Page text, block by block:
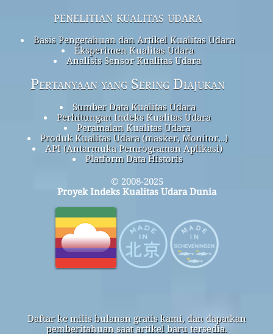
penelitian kualitas udara
Basis Pengetahuan dan Artikel Kualitas Udara
Eksperimen Kualitas Udara
Analisis Sensor Kualitas Udara
Pertanyaan yang Sering Diajukan
Sumber Data Kualitas Udara
Perhitungan Indeks Kualitas Udara
Peramalan Kualitas Udara
Produk Kualitas Udara (masker, Monitor…)
API (Antarmuka Pemrograman Aplikasi)
Platform Data Historis
© 2008-2025
Proyek Indeks Kualitas Udara Dunia
Daftar ke milis bulanan gratis kami, dan dapatkan
pemberitahuan saat artikel baru tersedia.